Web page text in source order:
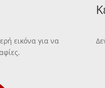
εικόνα για να